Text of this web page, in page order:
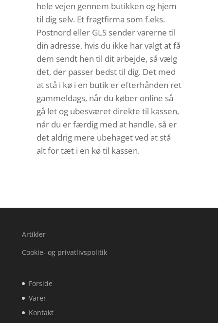
hele vejen gennem butikken og hjem
til dig selv. Et fragtfirma som f.eks.
Postnord eller GLS sender varerne til
din adresse, hvis du ikke har valgt at få
dem sendt hen til dit arbejde, så vælg
det, der passer bedst til dig. Det med
at stå i kø i en butik er efterhånden ret
gammeldags, når du køber online så
gå let og ubesværet direkte til kassen,
når du er færdig med at handle, så er
det aldrig mere ubehaget ved at stå
alt for tæt i en kø til kassen.
Artikler
Cookie- og privatlivspolitik
Forside
Varer
Kontakt